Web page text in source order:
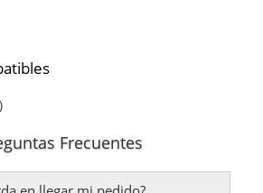
(motor OM 651 DE 22 LA)
X204(motor OM 651 DE 22 LA)
Frecuentes